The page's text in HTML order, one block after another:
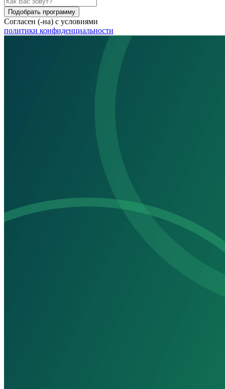
Подобрать программу
Согласен (-на) с условиями
политики конфиденциальности